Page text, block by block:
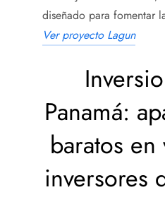
diseñado para fomentar
Ver proyecto Lagun
Panamá:
baratos en
inversores